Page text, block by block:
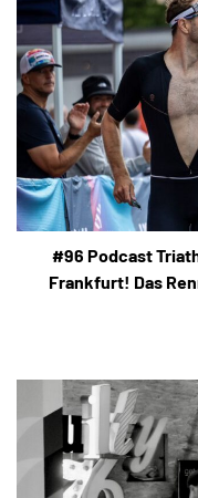
#96 Podcast
Frankfurt! Das